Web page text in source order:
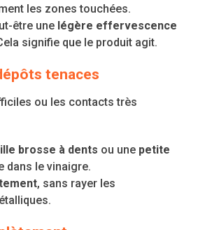
les zones touchées.
être une légère effervescence
signifie que le produit agit.
tenaces
ou les contacts très
brosse à dents ou une petite
dans le vinaigre.
, sans rayer les